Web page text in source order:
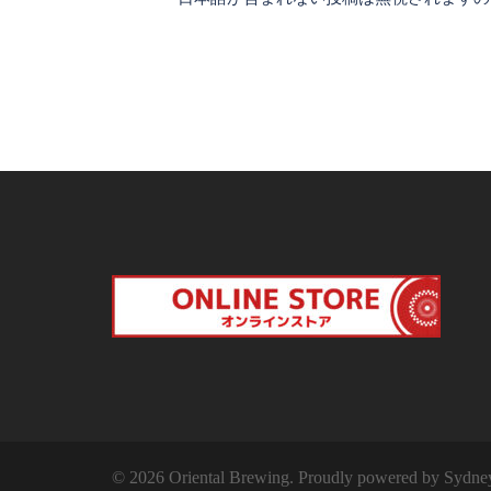
© 2026 Oriental Brewing. Proudly powered by